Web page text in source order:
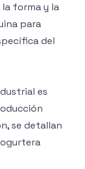
forma y la
para
del
es
se detallan